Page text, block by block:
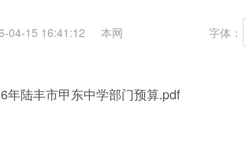
04-15 16:41:12 本网 字体：
年陆丰市甲东中学部门预算.pdf